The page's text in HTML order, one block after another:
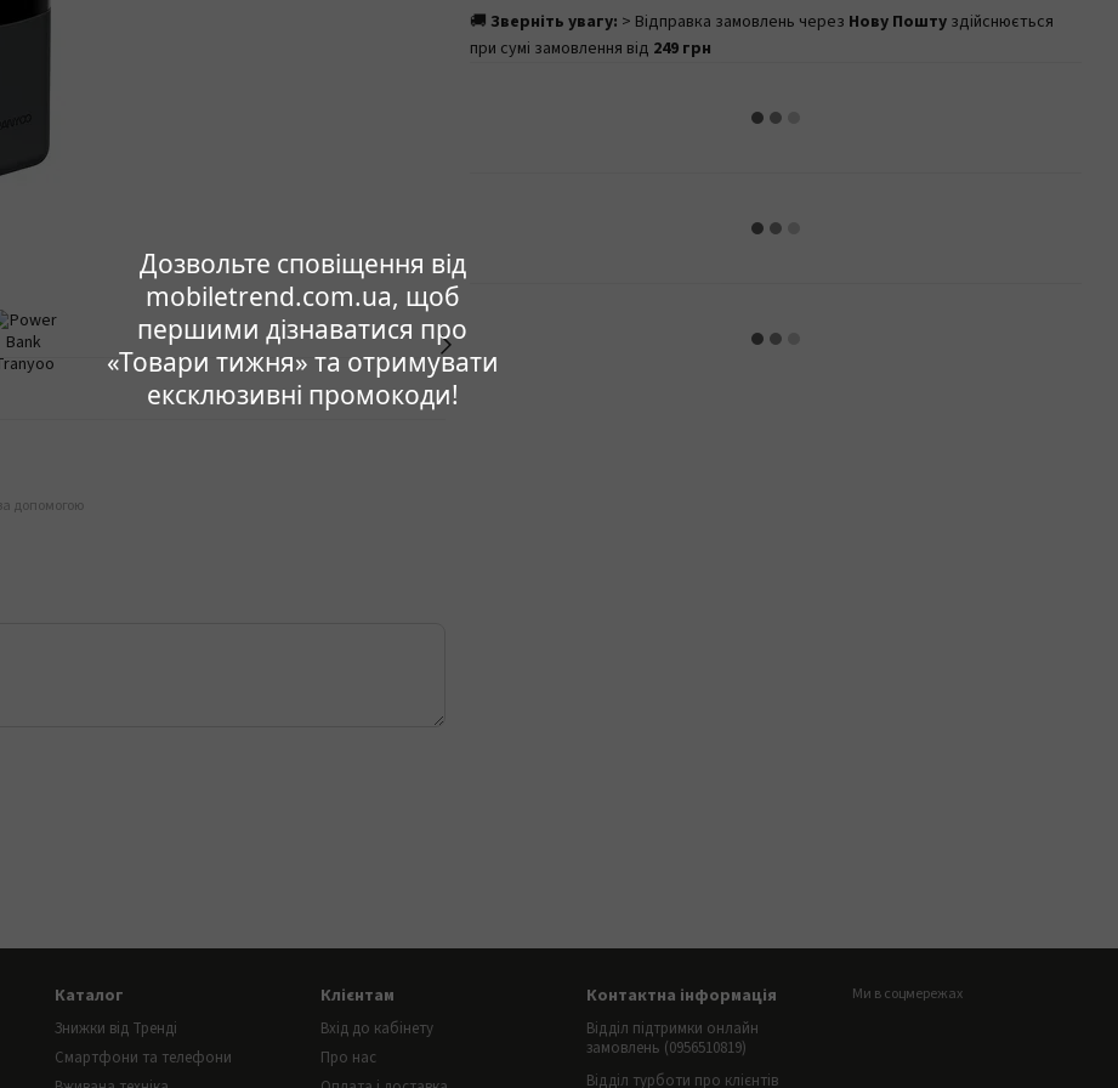
Дозвольте сповіщення від
mobiletrend.com.ua, щоб
першими дізнаватися про
«Товари тижня» та отримувати
ексклюзивні промокоди!
допомогою
🚚 Зверніть увагу: > Відправка замовлень через Нову Пошту здійснюється
при сумі замовлення від 249 грн
Каталог
Знижки від Тренді
Смартфони та телефони
Клієнтам
Вхід до кабінету
Про нас
Контактна інформація
Відділ підтримки онлайн
замовлень (0956510819)
Відділ турботи про клієнтів
Ми в соцмережах